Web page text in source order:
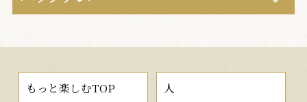
もっと楽しむTOP 人